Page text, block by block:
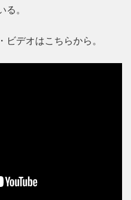
。
ビデオはこちらから。